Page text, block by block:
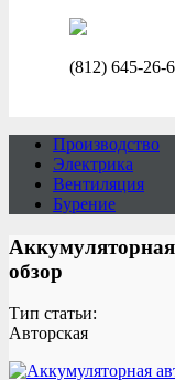
(812) 645-26-
Производство
Электрика
Вентиляция
Бурение
обзор
Тип статьи:
Авторская